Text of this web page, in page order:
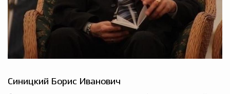
Синицкий Борис Иванович